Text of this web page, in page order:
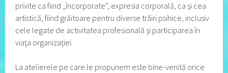
privite ca fiind „încorporate”, expresia corporală, ca şi cea
artistică, fiind grăitoare pentru diverse trăiri psihice, inclusiv
cele legate de activitatea profesională şi participarea în
viaţa organizaţiei.
La atelierele pe care le propunem este bine-venită orice